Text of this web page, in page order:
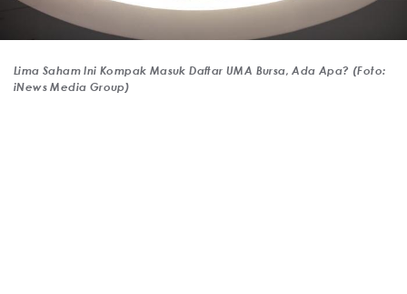
Lima Saham Ini Kompak Masuk Daftar UMA Bursa, Ada Apa? (Foto:
iNews Media Group)